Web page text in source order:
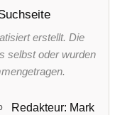
erstellt. Die
selbst oder wurden
Redakteur: Mark